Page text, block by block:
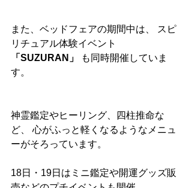
また、ベッドフェアの期間中は、 スピ
リチュアル体験イベント
「SUZURAN」
も同時開催していま
す。
神霊鑑定やヒーリング、四柱推命な
ど、 心がふっと軽くなるようなメニュ
ーがそろっています。
18日・19日はミニ鑑定や開運グッズ販